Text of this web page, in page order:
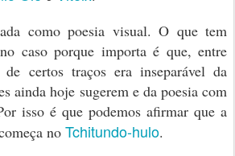
como poesia visual. O que tem
caso porque importa é que, entre
certos traços era inseparável da
ainda hoje sugerem e da poesia com
isso é que podemos afirmar que a
no Tchitundo-hulo.